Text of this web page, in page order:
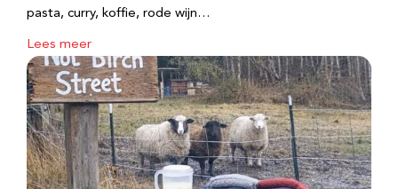
pasta, curry, koffie, rode wijn…
Lees meer